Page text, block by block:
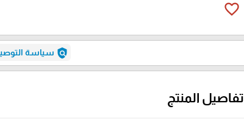
favorite_border
policy سياسة
تفاصيل المنتج